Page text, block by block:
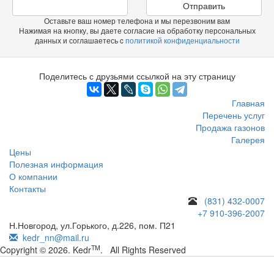
Отправить
Оставьте ваш номер телефона и мы перезвоним вам
Нажимая на кнопку, вы даете согласие на обработку персональных
данных и соглашаетесь cполитикой конфиденциальности
Поделитесь с друзьями ссылкой на эту страницу
Главная
Перечень услуг
Продажа газонов
Галерея
Цены
Полезная информация
О компании
Контакты
(831) 432-0007
+7 910-396-2007
Н.Новгород, ул.Горького, д.226, пом. П21
kedr_nn@mail.ru
Copyright © 2026. KedrTM. All Rights Reserved